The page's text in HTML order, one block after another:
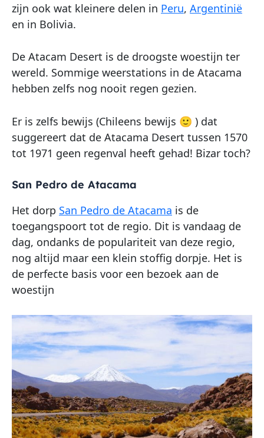
zijn ook wat kleinere delen in Peru, Argentinië
en in Bolivia.
De Atacam Desert is de droogste woestijn ter
wereld. Sommige weerstations in de Atacama
hebben zelfs nog nooit regen gezien.
Er is zelfs bewijs (Chileens bewijs 🙂 ) dat
suggereert dat de Atacama Desert tussen 1570
tot 1971 geen regenval heeft gehad! Bizar toch?
San Pedro de Atacama
Het dorp San Pedro de Atacama is de
toegangspoort tot de regio. Dit is vandaag de
dag, ondanks de populariteit van deze regio,
nog altijd maar een klein stoffig dorpje. Het is
de perfecte basis voor een bezoek aan de
woestijn